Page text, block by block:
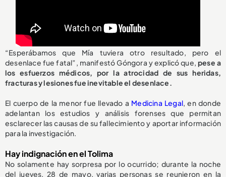
“Esperábamos que Mía tuviera otro resultado, pero el
desenlace fue fatal”, manifestó Góngora y explicó que,pese a
los esfuerzos médicos, por la atrocidad de sus heridas,
fracturas y lesiones fue inevitable el desenlace.
El cuerpo de la menor fue llevado a Medicina Legal, en donde
adelantan los estudios y análisis forenses que permitan
esclarecer las causas de su fallecimiento y aportar información
para la investigación.
Hay indignación en el Tolima
No solamente hay sorpresa por lo ocurrido; durante la noche
del jueves, 28 de mayo, varias personas se reunieron en la